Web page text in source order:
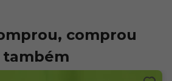
comprou
também